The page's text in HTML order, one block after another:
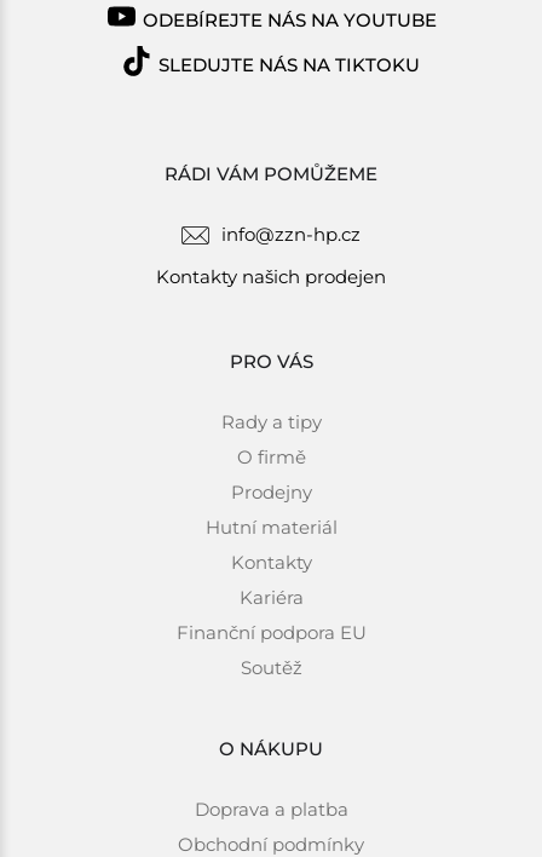
RÁDI VÁM POMŮŽEME
info@zzn-hp.cz
Kontakty našich prodejen
PRO VÁS
Rady a tipy
O firmě
Prodejny
Hutní materiál
Kontakty
Kariéra
Finanční podpora EU
Soutěž
O NÁKUPU
Doprava a platba
Obchodní podmínky
ODEBÍREJTE NÁS NA YOUTUBE
SLEDUJTE NÁS NA TIKTOKU